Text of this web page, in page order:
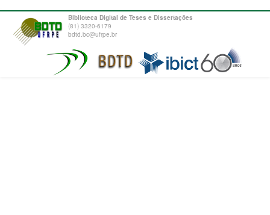
Biblioteca Digital de Teses e Dissertações
(81) 3320-6179
bdtd.bc@ufrpe.br